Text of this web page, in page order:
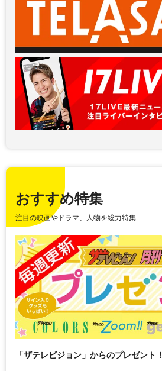
おすすめ特集
注目の映画やドラマ、人物を総力特集
「ザテレビジョン」からのプレゼント！